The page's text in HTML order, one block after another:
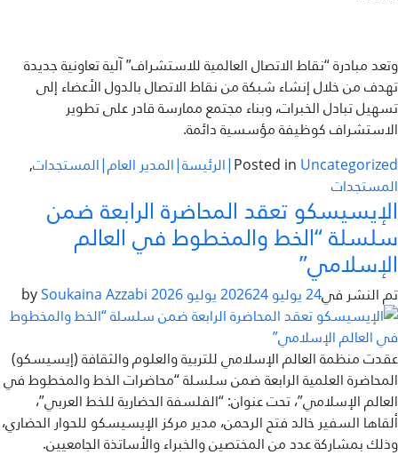
وتعد مبادرة “نقاط الاتصال العالمية للاستشراف” آلية تعاونية جديدة
تهدف من خلال إنشاء شبكة من نقاط الاتصال بالدول الأعضاء إلى
تسهيل تبادل الخبرات، وبناء مجتمع ممارسة قادر على تطوير
الاستشراف كوظيفة مؤسسية دائمة.
Posted in Uncategorized|الرئيسة|المدير العام|المستجدات
,
المستجدات
الإيسيسكو تعقد المحاضرة الرابعة ضمن
سلسلة “الخط والمخطوط في العالم
الإسلامي”
تم النشر في24 يوليو 2026 24 يوليو 2026 Soukaina Azzabi
عقدت منظمة العالم الإسلامي للتربية والعلوم والثقافة (إيسيسكو)
المحاضرة العلمية الرابعة ضمن سلسلة “محاضرات الخط والمخطوط في
العالم الإسلامي”، تحت عنوان: “الفلسفة الحضارية للخط العربي”،
ألقاها السفير خالد فتح الرحمن، مدير مركز الإيسيسكو للحوار الحضاري،
وذلك بمشاركة عدد من المختصين والخبراء والأساتذة الجامعيين.